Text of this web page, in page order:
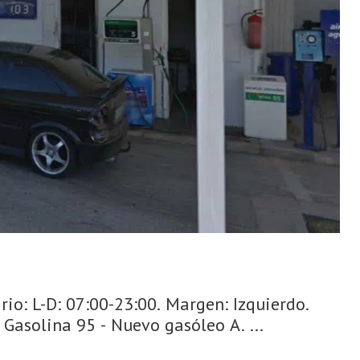
L-D: 07:00-23:00. Margen: Izquierdo.
95 - Nuevo gasóleo A. ...